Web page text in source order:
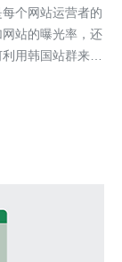
个网站运营者的
站的曝光率，还
用韩国站群来提
强大的地域性